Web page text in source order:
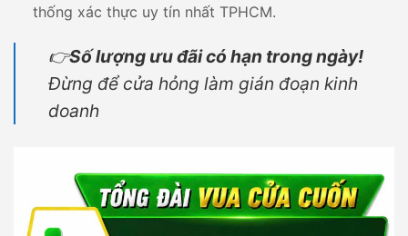
thống xác thực uy tín nhất TPHCM.
👉Số lượng ưu đãi có hạn trong ngày!
Đừng để cửa hỏng làm gián đoạn kinh
doanh